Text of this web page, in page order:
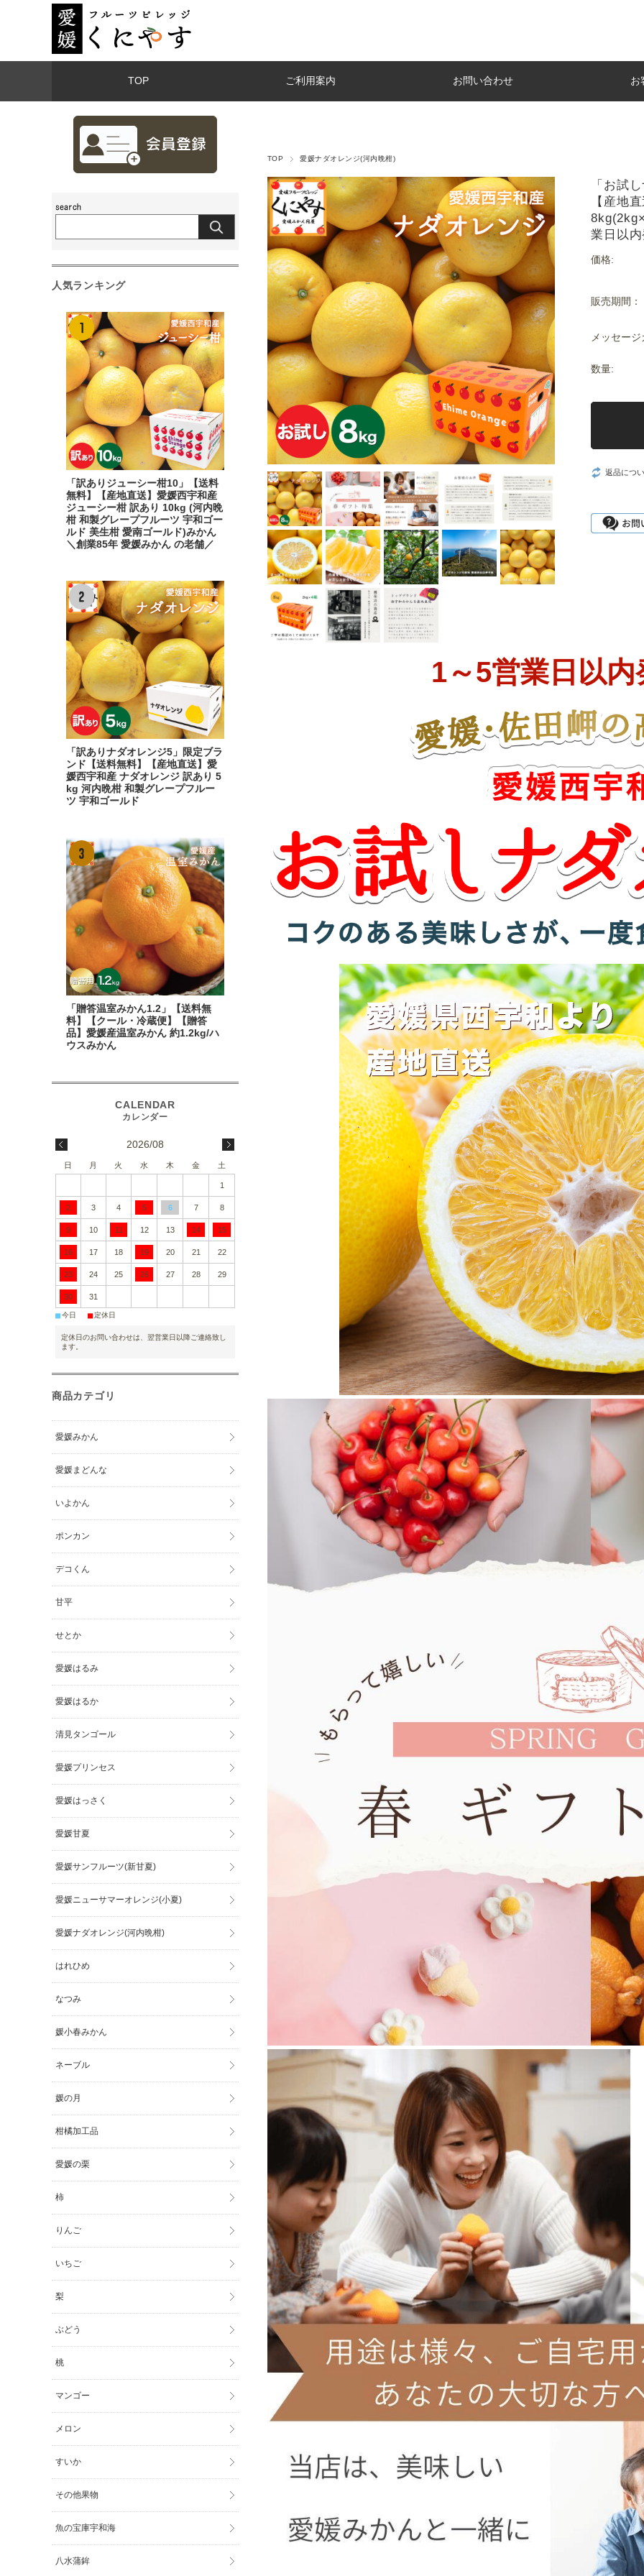
TOP ご利用案内 お問い合わせ お
TOP 愛媛ナダオレンジ(河内晩柑)
「お試
【産地
業日以
価格:
販売期間：
メッセージ
数量:
返品につ
1～5営業日以
人気ランキング
「訳ありジューシー柑10」【送料
無料】【産地直送】愛媛西宇和産
ジューシー柑 訳あり 10kg (河内晩
柑 和製グレープフルーツ 宇和ゴー
ルド 美生柑 愛南ゴールド)みかん
＼創業85年 愛媛みかん の老舗／
「訳ありナダオレンジ5」限定ブラ
ンド【送料無料】【産地直送】愛
媛西宇和産 ナダオレンジ 訳あり 5
kg 河内晩柑 和製グレープフルー
ツ 宇和ゴールド
「贈答温室みかん1.2」【送料無
料】【クール・冷蔵便】【贈答
品】愛媛産温室みかん 約1.2kg/ハ
ウスみかん
2026/08
日 月 火 水 木 金 土
1
2 3 4 5 6 7 8
9 10 11 12 13 14 15
16 17 18 19 20 21 22
23 24 25 26 27 28 29
30 31
■今日 ■定休日
定休日のお問い合わせは、翌営業日以降ご連絡致し
ます。
商品カテゴリ
愛媛みかん
愛媛まどんな
いよかん
ポンカン
デコくん
甘平
せとか
愛媛はるみ
愛媛はるか
清見タンゴール
愛媛プリンセス
愛媛はっさく
愛媛甘夏
愛媛サンフルーツ(新甘夏)
愛媛ニューサマーオレンジ(小夏)
愛媛ナダオレンジ(河内晩柑)
はれひめ
なつみ
媛小春みかん
ネーブル
媛の月
柑橘加工品
愛媛の栗
柿
りんご
いちご
梨
ぶどう
桃
マンゴー
メロン
すいか
その他果物
魚の宝庫宇和海
八水蒲鉾